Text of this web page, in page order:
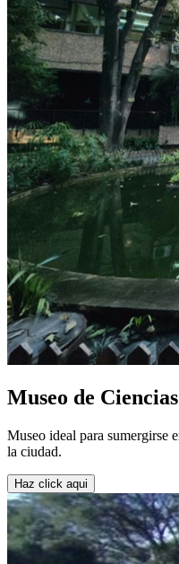
Museo de
Museo ideal para sumergirse
la ciudad.
Haz click aqui